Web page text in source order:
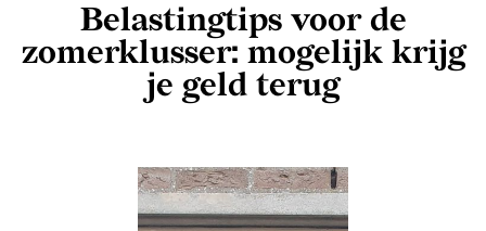
Belastingtips voor de
zomerklusser: mogelijk krijg
je geld terug